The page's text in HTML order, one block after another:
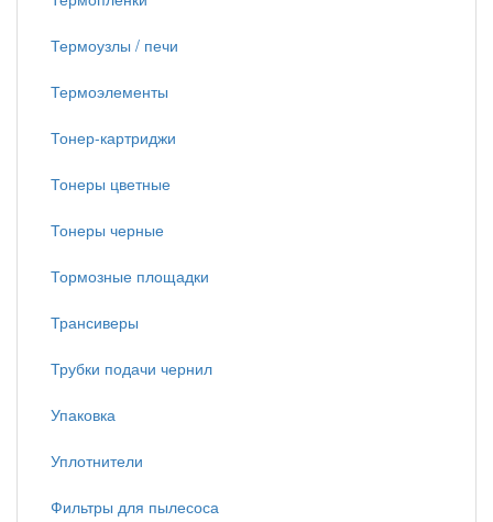
Термоузлы / печи
Термоэлементы
Тонер-картриджи
Тонеры цветные
Тонеры черные
Тормозные площадки
Трансиверы
Трубки подачи чернил
Упаковка
Уплотнители
Фильтры для пылесоса